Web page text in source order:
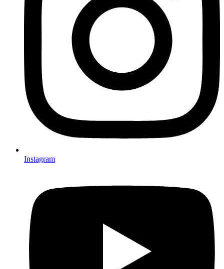
Instagram